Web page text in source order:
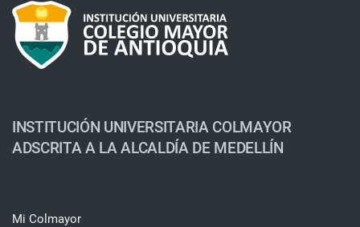
INSTITUCIÓN UNIVERSITARIA COLMAYOR
ADSCRITA A LA ALCALDÍA DE MEDELLÍN
Mi Colmayor